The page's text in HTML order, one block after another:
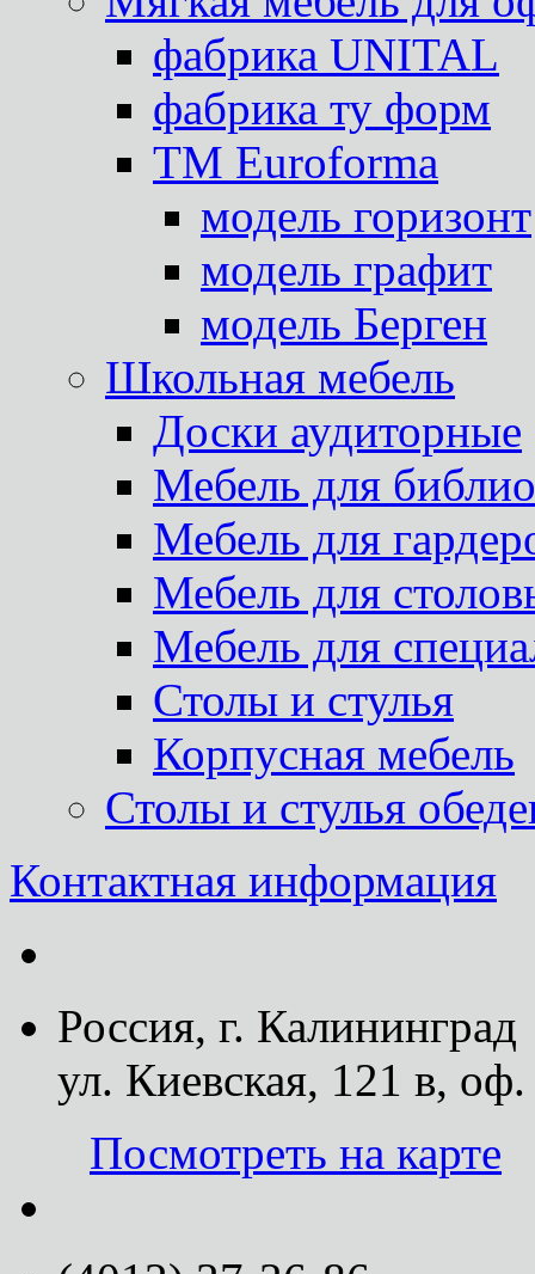
фабрика UNITAL
фабрика ту форм
TM Euroforma
модель горизонт
модель графит
модель Берген
Школьная мебель
Доски аудиторные
Мебель для
Мебель для
Мебель для
Мебель для
Столы и стулья
Корпусная мебель
Столы и стулья
Контактная информация
Россия, г. Калининград
ул. Киевская, 121 в,
Посмотреть на карте